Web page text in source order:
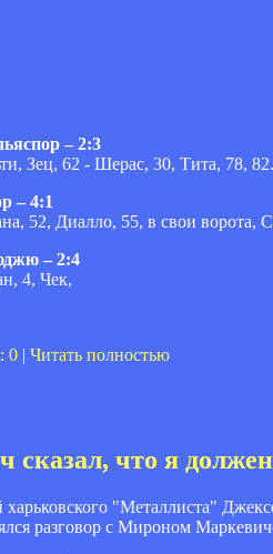
– 2:3
Зец, 62 - Шерас, 30, Тита, 78, 82.
– 4:1
52, Диалло, 55, в свои ворота,
– 2:4
4, Чек,
0 | Читать полностью
что я
"Металлиста"
разговор с Мироном